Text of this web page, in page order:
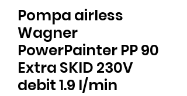
Pompa airless
Wagner
PowerPainter PP 90
Extra SKID 230V
debit 1.9 l/min